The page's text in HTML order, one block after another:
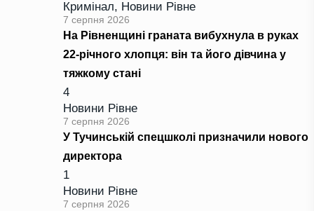
Кримінал, Новини Рівне
7 серпня 2026
На Рівненщині граната вибухнула в руках
22-річного хлопця: він та його дівчина у
тяжкому стані
4
Новини Рівне
7 серпня 2026
У Тучинській спецшколі призначили нового
директора
1
Новини Рівне
7 серпня 2026